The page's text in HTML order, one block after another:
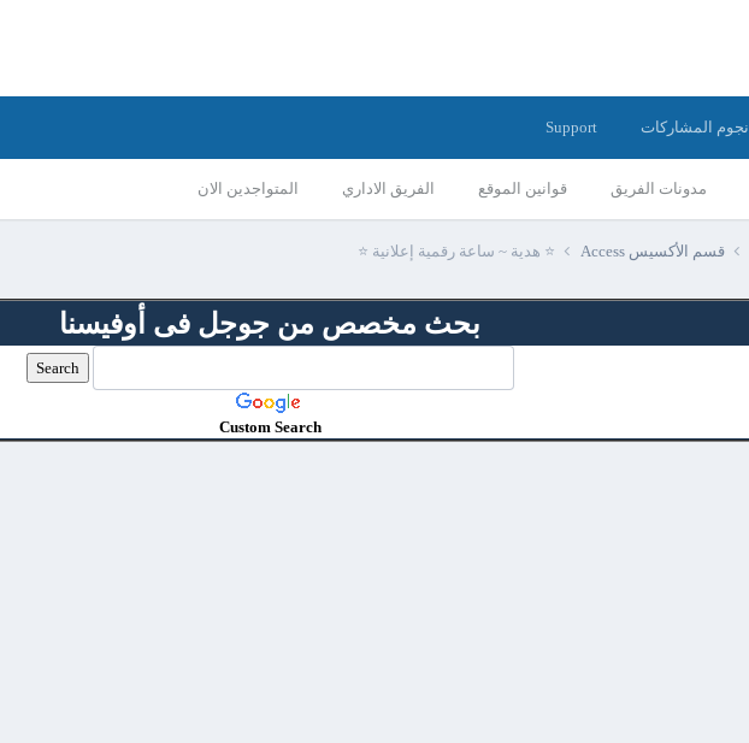
مدونات الفريق قوانين الموقع الفريق الاداري المتواجدين الان
نجوم المشاركات Support
قسم الأكسيس Access ⭐ هدية ~ ساعة رقمية إعلانية ⭐
بحث مخصص من جوجل فى أوفيسنا
Custom Search